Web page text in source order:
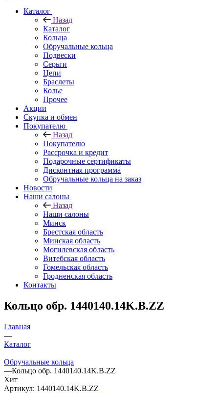
Каталог
Назад
Каталог
Кольца
Обручальные кольца
Подвески
Серьги
Цепи
Браслеты
Колье
Прочее
Акции
Скупка и обмен
Покупателю
Назад
Покупателю
Рассрочка и кредит
Подарочные сертификаты
Дисконтная программа
Обручальные кольца на заказ
Новости
Наши салоны
Назад
Наши салоны
Минск
Брестская область
Минская область
Могилевская область
Витебская область
Гомельская область
Гродненская область
Контакты
Кольцо обр. 1440140.14K.B.ZZ
Главная
—
Каталог
—
Обручальные кольца
—Кольцо обр. 1440140.14K.B.ZZ
Хит
Артикул: 1440140.14K.B.ZZ